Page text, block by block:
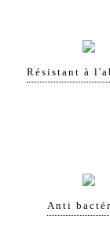
Résistant à
Anti